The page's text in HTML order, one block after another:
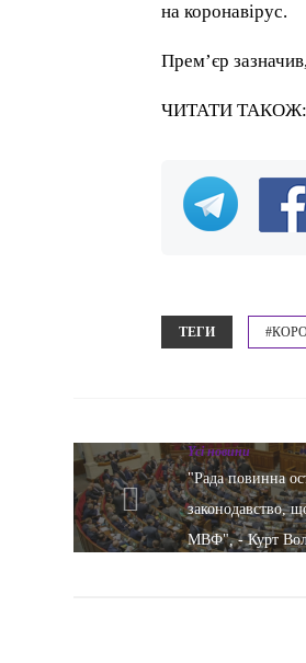
на коронавірус.
Прем’єр
ЧИТАТИ
ТЕГИ
Yсі новини
"Рада повинна
законодавство,
МВФ", - Курт